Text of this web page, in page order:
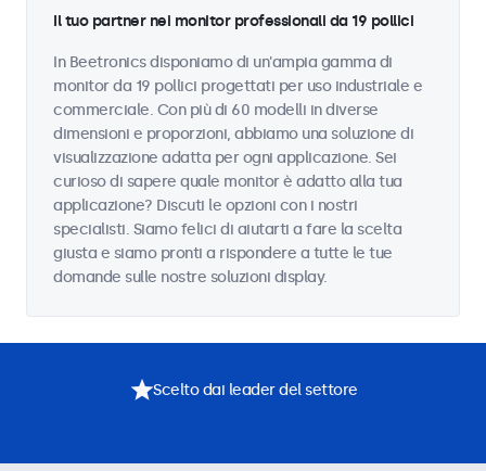
Il tuo partner nei monitor professionali da 19 pollici
In Beetronics disponiamo di un'ampia gamma di
monitor da 19 pollici progettati per uso industriale e
commerciale. Con più di 60 modelli in diverse
dimensioni e proporzioni, abbiamo una soluzione di
visualizzazione adatta per ogni applicazione. Sei
curioso di sapere quale monitor è adatto alla tua
applicazione? Discuti le opzioni con i nostri
specialisti. Siamo felici di aiutarti a fare la scelta
giusta e siamo pronti a rispondere a tutte le tue
domande sulle nostre soluzioni display.
Scelto dai leader del settore